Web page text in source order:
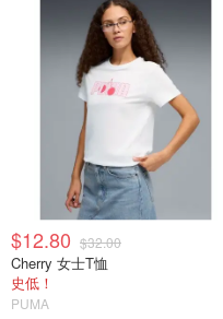
$12.80 $32.00
Cherry 女士T恤
史低！
PUMA